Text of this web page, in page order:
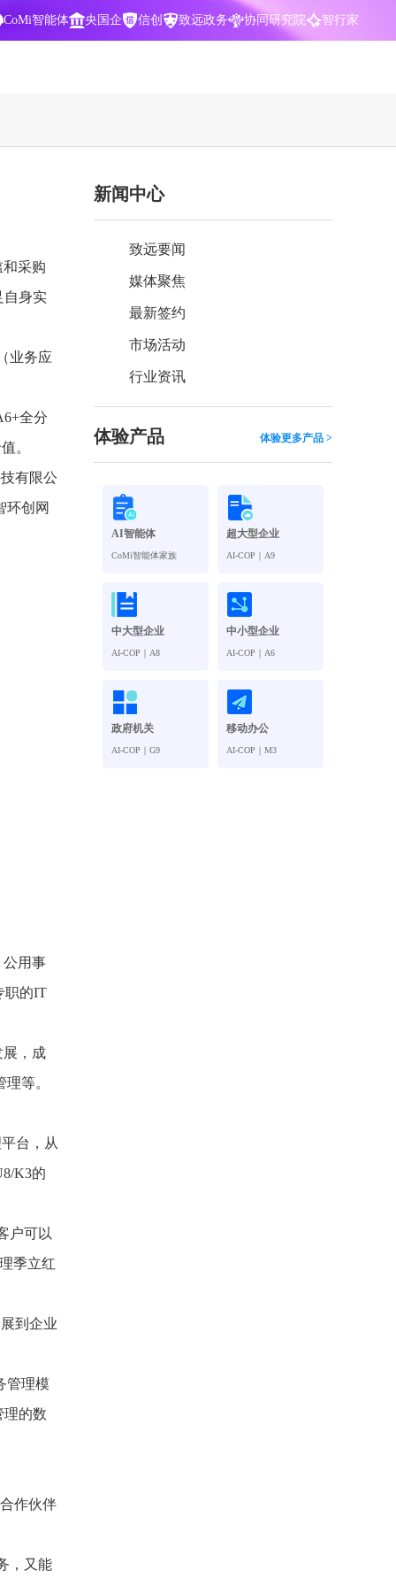
CoMi智能体 央国企 信创 致远政务 协同研究院 智行家
Agent驱动，千人千面，高效办公
让数字资产为企业运营管理决策提供
构建一体化协同运营管理平台
智能风控合规
穿透式智能合同
控 企业人力穿透合规管控
新闻中心
致远要闻
媒体聚焦
最新签约
市场活动
行业资讯
体验产品 体验更多产品 >
AI智能体
CoMi智能体家族
超大型企业
AI-COP｜A9
中大型企业
AI-COP｜A8
中小型企业
AI-COP｜A6
政府机关
AI-COP｜G9
移动办公
AI-COP｜M3
采购
自身实
业务应
全分
。
有限公
环创网
公用事
职的IT
展，成
等。
台，从
K3的
户可以
季立红
到企业
管理模
理的数
作伙伴
，又能